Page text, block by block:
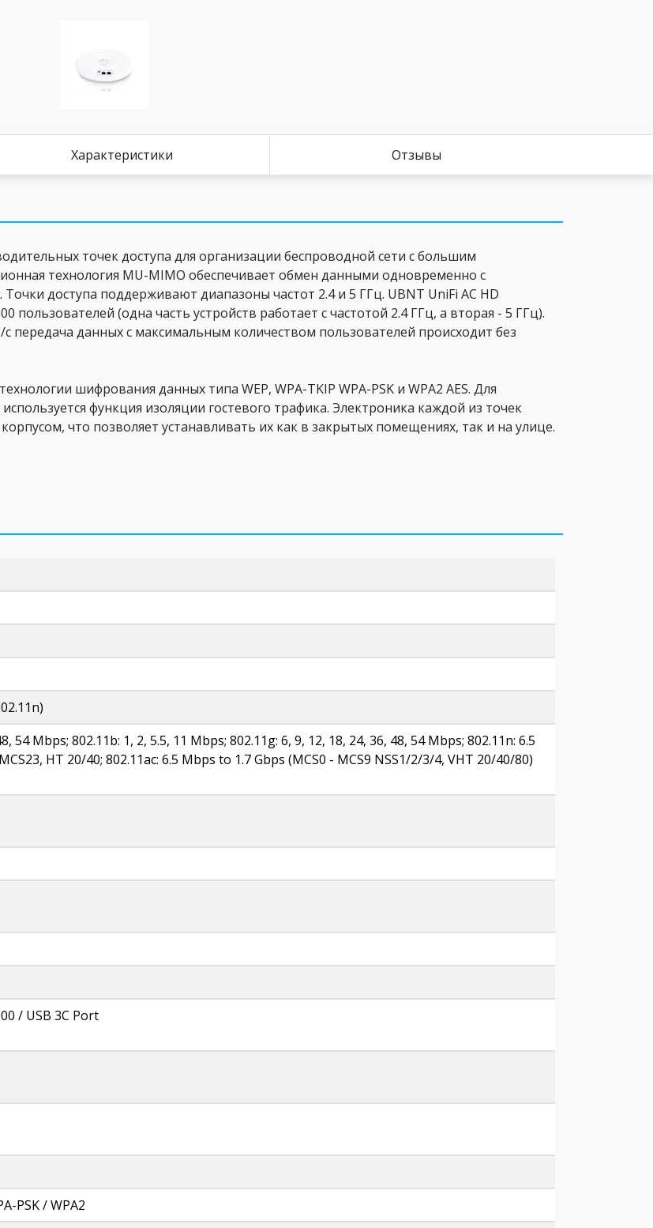
Характеристики Отзывы
точек доступа для организации беспроводной сети с большим
технология MU-MIMO обеспечивает обмен данными одновременно с
доступа поддерживают диапазоны частот 2.4 и 5 ГГц. UBNT UniFi AC HD
пользователей (одна часть устройств работает с частотой 2.4 ГГц, а вторая - 5 ГГц).
передача данных с максимальным количеством пользователей происходит без
шифрования данных типа WEP, WPA-TKIP WPA-PSK и WPA2 AES. Для
функция изоляции гостевого трафика. Электроника каждой из точек
что позволяет устанавливать их как в закрытых помещениях, так и на улице.
54 Mbps; 802.11b: 1, 2, 5.5, 11 Mbps; 802.11g: 6, 9, 12, 18, 24, 36, 48, 54 Mbps; 802.11n: 6.5
HT 20/40; 802.11ac: 6.5 Mbps to 1.7 Gbps (MCS0 - MCS9 NSS1/2/3/4, VHT 20/40/80)
/ USB 3C Port
PSK / WPA2